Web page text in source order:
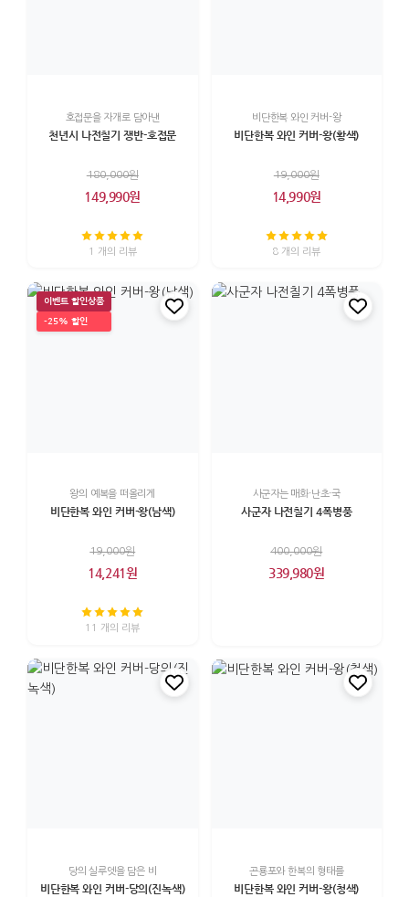
호접문을 자개로 담아낸
천년시 나전칠기 쟁반-호접문
180,000원
149,990원
1 개의 리뷰
비단한복 와인 커버-왕
비단한복 와인 커버-왕(황색)
19,000원
14,990원
8 개의 리뷰
이벤트 할인상품
-25% 할인
왕의 예복을 떠올리게
비단한복 와인 커버-왕(남색)
19,000원
14,241원
11 개의 리뷰
사군자는 매화·난초·국
사군자 나전칠기 4폭병풍
400,000원
339,980원
당의 실루엣을 담은 비
비단한복 와인 커버-당의(진녹색)
곤룡포와 한복의 형태를
비단한복 와인 커버-왕(청색)